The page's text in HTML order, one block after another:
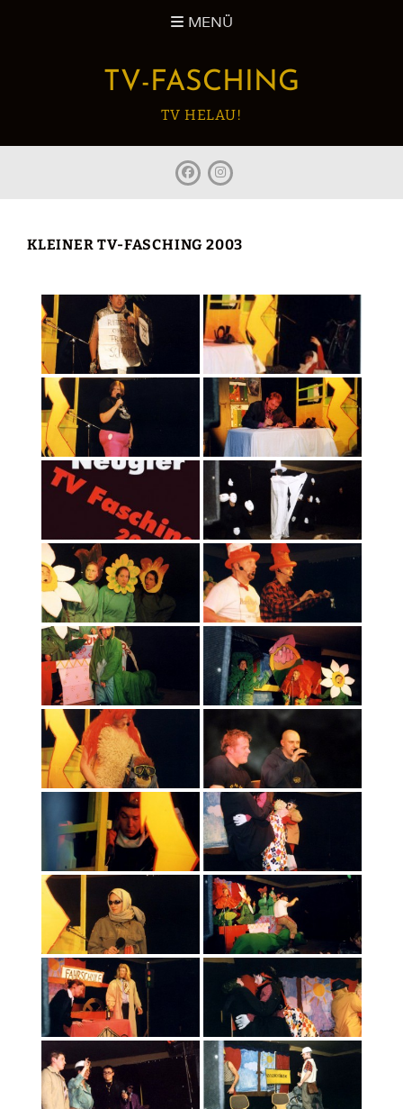
MENÜ
TV-FASCHING
TV HELAU!
facebookInstagram
KLEINER TV-FASCHING 2003